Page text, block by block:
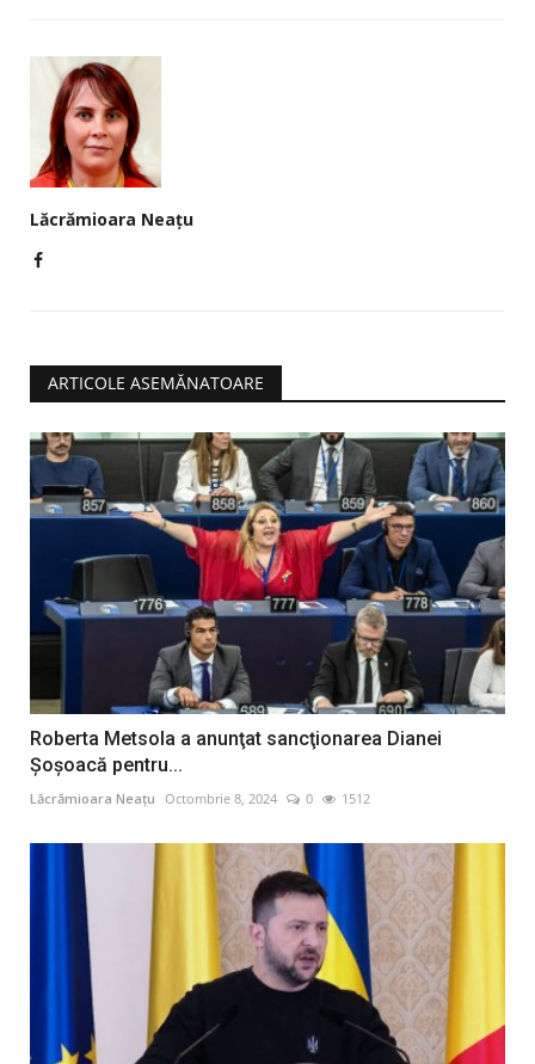
Lăcrămioara Neațu
ARTICOLE ASEMĂNATOARE
Roberta Metsola a anunţat sancţionarea Dianei
Şoşoacă pentru...
Lăcrămioara Neațu Octombrie 8, 2024 0 1512